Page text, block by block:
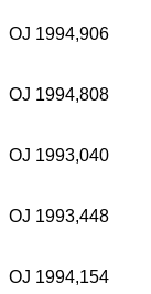
OJ 1994,906
OJ 1994,808
OJ 1993,040
OJ 1993,448
OJ 1994,154